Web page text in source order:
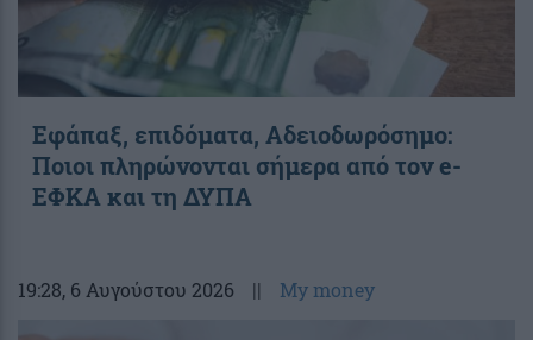
Εφάπαξ, επιδόματα, Αδειοδωρόσημο:
Ποιοι πληρώνονται σήμερα από τον e-
ΕΦΚΑ και τη ΔΥΠΑ
19:28, 6 Αυγούστου 2026 || My money